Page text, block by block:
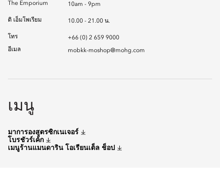
The Emporium 10am - 9pm
ดิ เอ็มโพเรียม 10.00 - 21.00 น.
โทร
+66 (0) 2 659 9000
อีเมล
mobkk-moshop@mohg.com
เมนู
มาการองสูตรซิกเนเจอร์
โบรชัวร์เค้ก
เมนูร้านแมนดาริน โอเรียนเต็ล ช็อป